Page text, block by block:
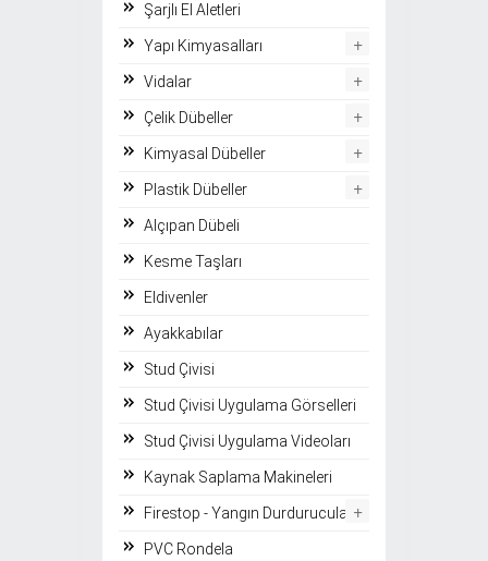
Şarjlı El Aletleri
Yapı Kimyasalları +
Vidalar +
Çelik Dübeller +
Kimyasal Dübeller +
Plastik Dübeller +
Alçıpan Dübeli
Kesme Taşları
Eldivenler
Ayakkabılar
Stud Çivisi
Stud Çivisi Uygulama Görselleri
Stud Çivisi Uygulama Videoları
Kaynak Saplama Makineleri
Firestop - Yangın Durdurucular +
PVC Rondela